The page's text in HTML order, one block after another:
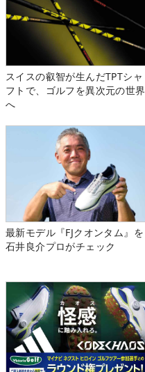
スイスの叡智が生んだTPTシャ
フトで、ゴルフを異次元の世界
へ
最新モデル『FJクオンタム』を
石井良介プロがチェック